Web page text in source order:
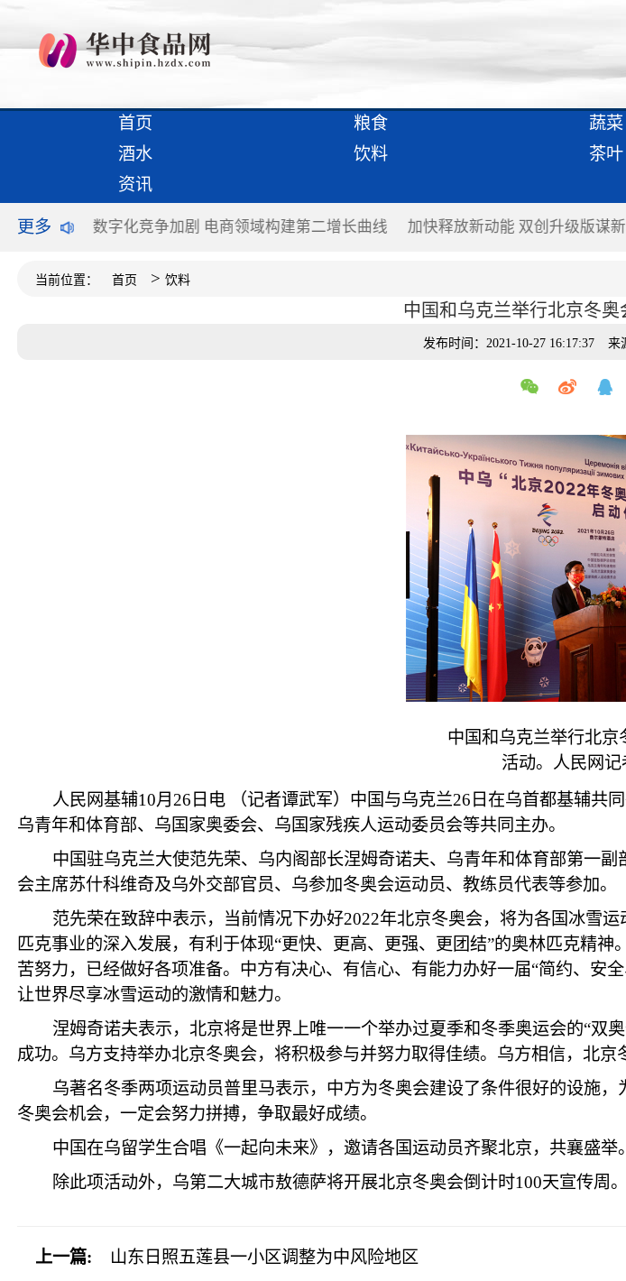
首页 粮食 蔬菜
酒水
饮料 茶叶
资讯
更多
谈“满意” 数字化竞争加剧 电商领域构建第二增长曲线 加快释放新动能 双创升级版谋
当前位置： 首页 >饮料
中国和乌克兰举行北京冬
发布时间：2021-10-27 16:17:37 来
中国和乌克兰举行北京
活动。人民网
人民网基辅10月26日电 （记者谭武军）中国与乌克兰26日在乌首都基辅共
乌青年和体育部、乌国家奥委会、乌国家残疾人运动委员会等共同主办。
中国驻乌克兰大使范先荣、乌内阁部长涅姆奇诺夫、乌青年和体育部第一
会主席苏什科维奇及乌外交部官员、乌参加冬奥会运动员、教练员代表等参加。
范先荣在致辞中表示，当前情况下办好2022年北京冬奥会，将为各国冰雪
匹克事业的深入发展，有利于体现“更快、更高、更强、更团结”的奥林匹克精
苦努力，已经做好各项准备。中方有决心、有信心、有能力办好一届“简约、安
让世界尽享冰雪运动的激情和魅力。
涅姆奇诺夫表示，北京将是世界上唯一一个举办过夏季和冬季奥运会的“双
成功。乌方支持举办北京冬奥会，将积极参与并努力取得佳绩。乌方相信，北
乌著名冬季两项运动员普里马表示，中方为冬奥会建设了条件很好的设施
冬奥会机会，一定会努力拼搏，争取最好成绩。
中国在乌留学生合唱《一起向未来》，邀请各国运动员齐聚北京，共襄盛
除此项活动外，乌第二大城市敖德萨将开展北京冬奥会倒计时100天宣传周。
上一篇:
山东日照五莲县一小区调整为中风险地区